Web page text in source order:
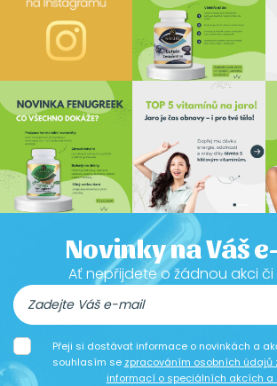
Novinky na Váš
Ať nepřijdete o žádnou akci či
Přeji si dostávat informace o novinkách a
souhlasím se zpracováním osobních
informací o speciálních akcích a